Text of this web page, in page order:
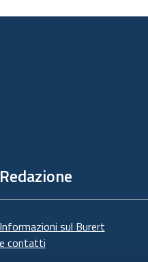
documento
Redazione
Informazioni sul Burert
e contatti